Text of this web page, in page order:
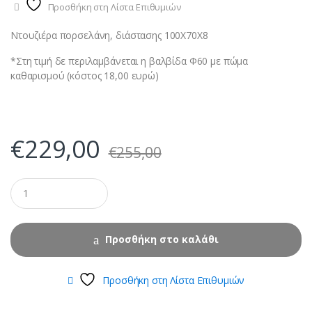
Προσθήκη στη Λίστα Επιθυμιών
Ντουζιέρα πορσελάνη, διάστασης 100X70X8
*Στη τιμή δε περιλαμβάνεται η βαλβίδα Φ60 με πώμα
καθαρισμού (κόστος 18,00 ευρώ)
€229,00 €255,00
Προσθήκη στο καλάθι
Προσθήκη στη Λίστα Επιθυμιών